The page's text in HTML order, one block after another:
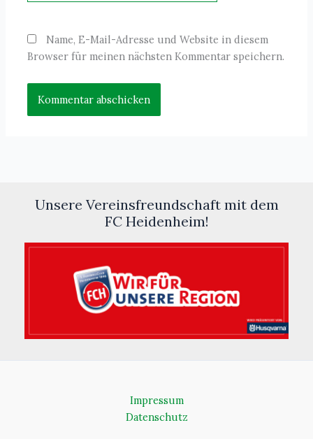
Name, E-Mail-Adresse und Website in diesem
Browser für meinen nächsten Kommentar speichern.
Unsere Vereinsfreundschaft mit dem
FC Heidenheim!
Impressum
Datenschutz